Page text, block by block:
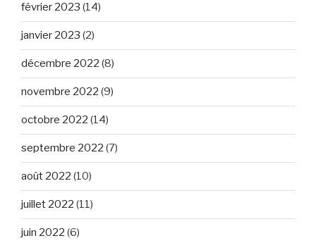
février 2023 (14)
janvier 2023 (2)
décembre 2022 (8)
novembre 2022 (9)
octobre 2022 (14)
septembre 2022 (7)
août 2022 (10)
juillet 2022 (11)
juin 2022 (6)